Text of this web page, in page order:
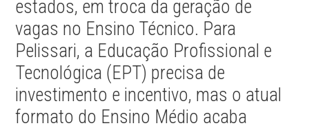
estados, em troca da geração de
vagas no Ensino Técnico. Para
Pelissari, a Educação Profissional e
Tecnológica (EPT) precisa de
investimento e incentivo, mas o atual
formato do Ensino Médio acaba